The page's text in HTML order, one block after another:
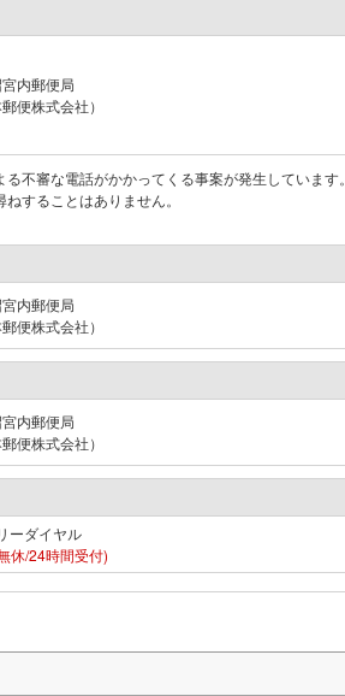
内郵便局
郵便株式会社）
不審な電話がかかってくる事案が発生しています。
することはありません。
内郵便局
郵便株式会社）
内郵便局
郵便株式会社）
ーダイヤル
休/24時間受付)